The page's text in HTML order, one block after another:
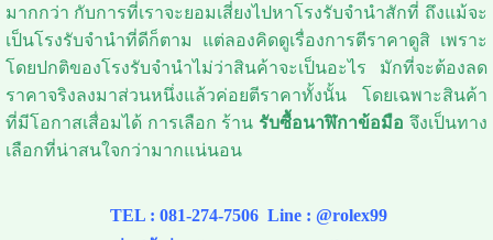
มากกว่า กับการที่เราจะยอมเสี่ยงไปหาโรงรับจำนำสักที่ ถึงแม้จะ
เป็นโรงรับจำนำที่ดีก็ตาม แต่ลองคิดดูเรื่องการตีราคาดูสิ เพราะ
โดยปกติของโรงรับจำนำไม่ว่าสินค้าจะเป็นอะไร มักที่จะต้องลด
ราคาจริงลงมาส่วนหนึ่งแล้วค่อยตีราคาทั้งนั้น โดยเฉพาะสินค้า
ที่มีโอกาสเสื่อมได้ การเลือก ร้าน รับซื้อนาฬิกาข้อมือ จึงเป็นทาง
เลือกที่น่าสนใจกว่ามากแน่นอน
TEL : 081-274-7506Line : @rolex99